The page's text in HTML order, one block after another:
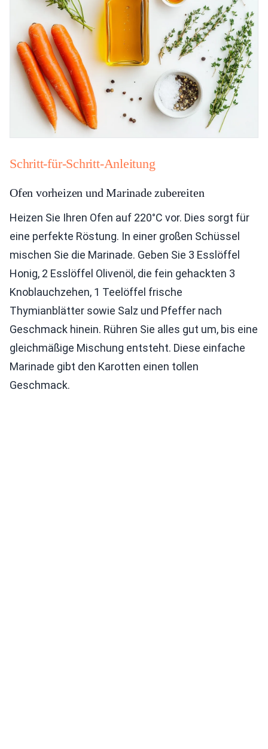
Schritt-für-Schritt-Anleitung
Ofen vorheizen und Marinade zubereiten
Heizen Sie Ihren Ofen auf 220°C vor. Dies sorgt für
eine perfekte Röstung. In einer großen Schüssel
mischen Sie die Marinade. Geben Sie 3 Esslöffel
Honig, 2 Esslöffel Olivenöl, die fein gehackten 3
Knoblauchzehen, 1 Teelöffel frische
Thymianblätter sowie Salz und Pfeffer nach
Geschmack hinein. Rühren Sie alles gut um, bis eine
gleichmäßige Mischung entsteht. Diese einfache
Marinade gibt den Karotten einen tollen
Geschmack.